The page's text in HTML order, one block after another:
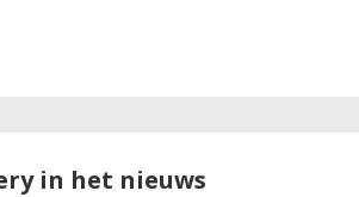
in het nieuws